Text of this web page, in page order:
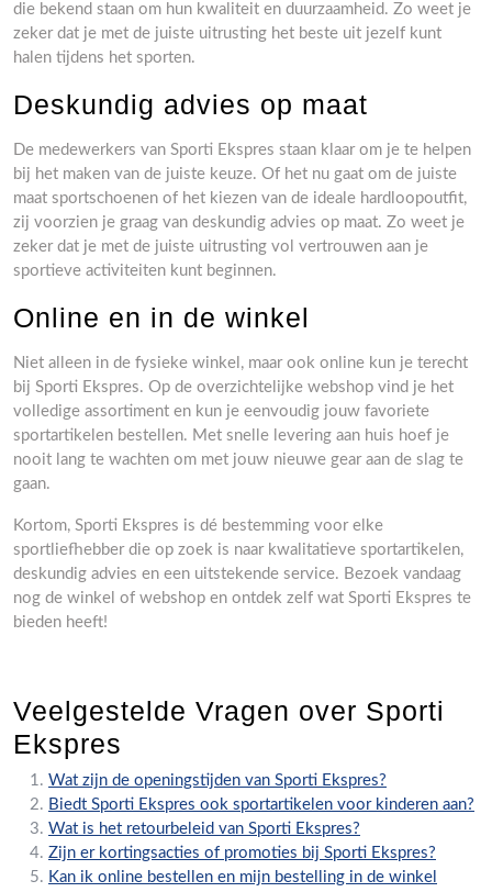
die bekend staan om hun kwaliteit en duurzaamheid. Zo weet je
zeker dat je met de juiste uitrusting het beste uit jezelf kunt
halen tijdens het sporten.
Deskundig advies op maat
De medewerkers van Sporti Ekspres staan klaar om je te helpen
bij het maken van de juiste keuze. Of het nu gaat om de juiste
maat sportschoenen of het kiezen van de ideale hardloopoutfit,
zij voorzien je graag van deskundig advies op maat. Zo weet je
zeker dat je met de juiste uitrusting vol vertrouwen aan je
sportieve activiteiten kunt beginnen.
Online en in de winkel
Niet alleen in de fysieke winkel, maar ook online kun je terecht
bij Sporti Ekspres. Op de overzichtelijke webshop vind je het
volledige assortiment en kun je eenvoudig jouw favoriete
sportartikelen bestellen. Met snelle levering aan huis hoef je
nooit lang te wachten om met jouw nieuwe gear aan de slag te
gaan.
Kortom, Sporti Ekspres is dé bestemming voor elke
sportliefhebber die op zoek is naar kwalitatieve sportartikelen,
deskundig advies en een uitstekende service. Bezoek vandaag
nog de winkel of webshop en ontdek zelf wat Sporti Ekspres te
bieden heeft!
Veelgestelde Vragen over Sporti
Ekspres
Wat zijn de openingstijden van Sporti Ekspres?
Biedt Sporti Ekspres ook sportartikelen voor kinderen aan?
Wat is het retourbeleid van Sporti Ekspres?
Zijn er kortingsacties of promoties bij Sporti Ekspres?
Kan ik online bestellen en mijn bestelling in de winkel